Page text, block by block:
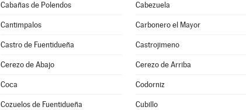
Cabañas de Polendos Cabezuela
Cantimpalos Carbonero el Mayor
Castro de Fuentidueña Castrojimeno
Cerezo de Abajo Cerezo de Arriba
Coca Codorniz
Cozuelos de Fuentidueña Cubillo